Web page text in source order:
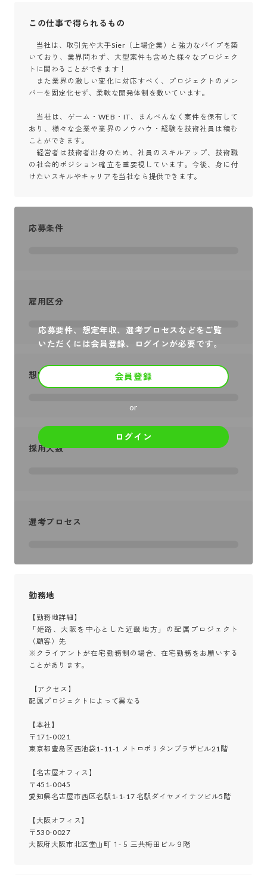
この仕事で得られるもの
当社は、取引先や大手Sier（上場企業）と強力なパイプを築
いており、業界問わず、大型案件も含めた様々なプロジェク
トに関わることができます！
また業界の激しい変化に対応すべく、プロジェクトのメン
バーを固定化せず、柔軟な開発体制を敷いています。
当社は、ゲーム・WEB・IT、まんべんなく案件を保有して
おり、様々な企業や業界のノウハウ・経験を技術社員は積む
ことができます。
経営者は技術者出身のため、社員のスキルアップ、技術職
の社会的ポジション確立を重要視しています。今後、身に付
けたいスキルやキャリアを当社なら提供できます。
応募要件、想定年収、選考プロセスなどをご覧
いただくには会員登録、ログインが必要です。
会員登録
or
ログイン
応募条件
雇用区分
想定年収
採用人数
選考プロセス
勤務地
【勤務地詳細】
「姫路、大阪を中心とした近畿地方」の配属プロジェクト
（顧客）先
※クライアントが在宅勤務制の場合、在宅勤務をお願いする
ことがあります。
配属プロジェクトによって異なる
【本社】
〒171-0021
東京都豊島区西池袋1-11-1 メトロポリタンプラザビル21階
【名古屋オフィス】
〒451-0045
愛知県名古屋市西区名駅1-1-17 名駅ダイヤメイテツビル5階
【大阪オフィス】
〒530-0027
大阪府大阪市北区堂山町１-５ 三共梅田ビル９階